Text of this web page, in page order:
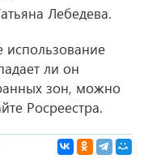
Лебедева.
использование
ли он
зон, можно
Росреестра.